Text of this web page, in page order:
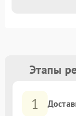
Этапы
1